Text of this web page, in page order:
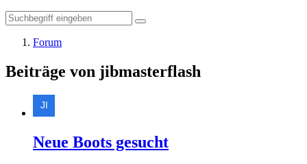
Forum
Beiträge von jibmasterflash
Neue Boots gesucht